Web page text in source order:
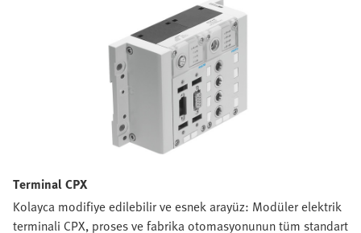
Terminal CPX
Kolayca modifiye edilebilir ve esnek arayüz: Modüler elektrik
terminali CPX, proses ve fabrika otomasyonunun tüm standart